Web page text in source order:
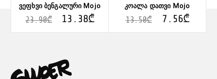
ვეფხვი ბენგალური Mojo
23.90₾ 13.38₾
კოალა დათვი Mojo
13.50₾ 7.56₾